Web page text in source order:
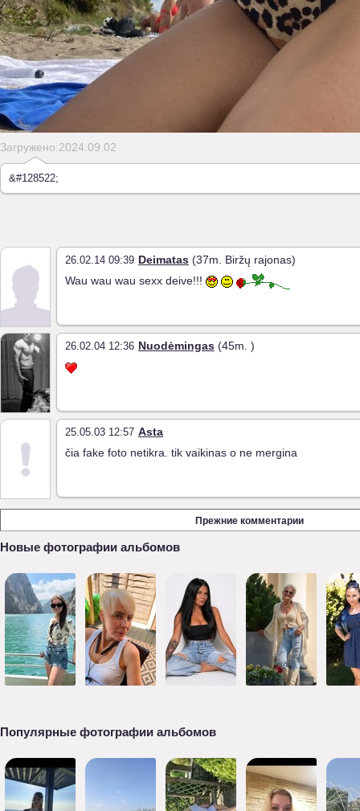
Загружено:2024.09.02
&#128522;
26.02.14 09:39 Deimatas (37m. Biržų rajonas)
Wau wau wau sexx deive!!!
26.02.04 12:36 Nuodėmingas (45m. )
25.05.03 12:57 Asta
čia fake foto netikra. tik vaikinas o ne mergina
Прежние комментарии
Новые фотографии альбомов
Популярные фотографии альбомов